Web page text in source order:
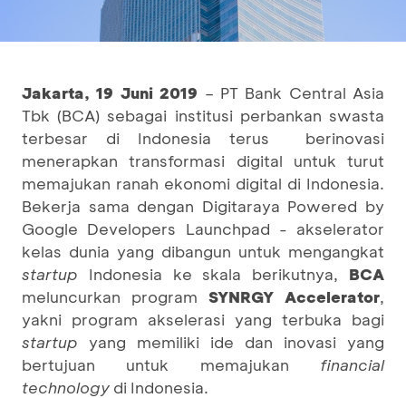
Jakarta, 19 Juni 2019 – PT Bank Central Asia
Tbk (BCA) sebagai institusi perbankan swasta
terbesar di Indonesia terus berinovasi
menerapkan transformasi digital untuk turut
memajukan ranah ekonomi digital di Indonesia.
Bekerja sama dengan Digitaraya Powered by
Google Developers Launchpad - akselerator
kelas dunia yang dibangun untuk mengangkat
startup Indonesia ke skala berikutnya, BCA
meluncurkan program SYNRGY Accelerator,
yakni program akselerasi yang terbuka bagi
startup yang memiliki ide dan inovasi yang
bertujuan untuk memajukan financial
technology di Indonesia.